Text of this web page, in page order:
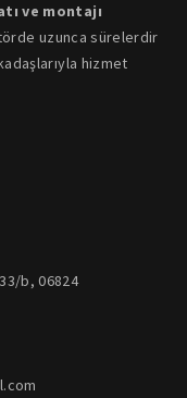
ve montajı
uzunca sürelerdir
hizmet
b, 06824